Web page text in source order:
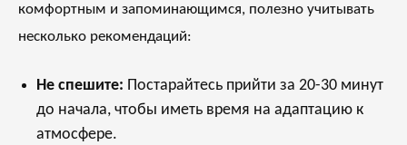
комфортным и запоминающимся, полезно учитывать
несколько рекомендаций:
Не спешите: Постарайтесь прийти за 20-30 минут
до начала, чтобы иметь время на адаптацию к
атмосфере.